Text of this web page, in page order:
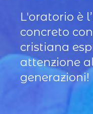
L'oratorio è
concreto
cristiana
attenzione
generazioni!